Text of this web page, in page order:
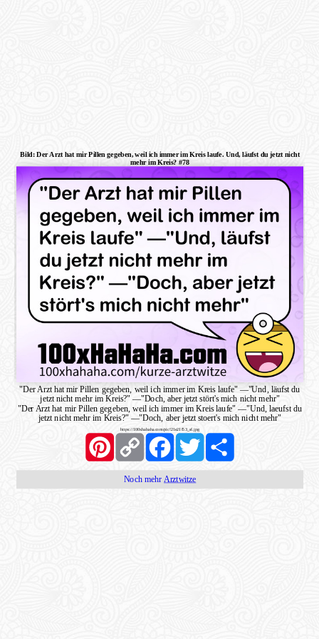
Bild: Der Arzt hat mir Pillen gegeben, weil ich immer im Kreis laufe. Und, läufst du jetzt nicht
mehr im Kreis? #78
"Der Arzt hat mir Pillen gegeben, weil ich immer im Kreis laufe" —"Und, läufst du
jetzt nicht mehr im Kreis?" —"Doch, aber jetzt stört's mich nicht mehr"
"Der Arzt hat mir Pillen gegeben, weil ich immer im Kreis laufe" —"Und, laeufst du
jetzt nicht mehr im Kreis?" —"Doch, aber jetzt stoert's mich nicht mehr"
https://100xhahaha.com/pic!21e21f53_sf.jpg
PinterestCopy
Link
FacebookTwitter Share
Noch mehr Arztwitze